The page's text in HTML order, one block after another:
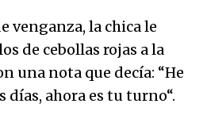
venganza, la chica le
de cebollas rojas a la
una nota que decía: “He
ahora es tu turno“.